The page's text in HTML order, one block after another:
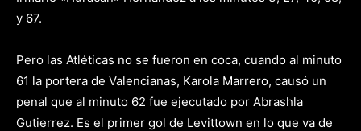
y 67.
Pero las Atléticas no se fueron en coca, cuando al minuto
61 la portera de Valencianas, Karola Marrero, causó un
penal que al minuto 62 fue ejecutado por Abrashla
Gutierrez. Es el primer gol de Levittown en lo que va de